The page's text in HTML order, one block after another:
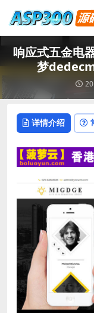
响应式五金电
梦
详情介绍